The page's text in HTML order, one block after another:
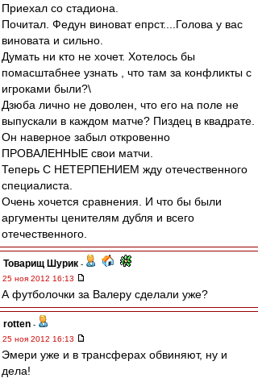
Приехал со стадиона.
Почитал. Федун виноват епрст....Голова у вас
виновата и сильно.
Думать ни кто не хочет. Хотелось бы
помасштабнее узнать , что там за конфликты с
игроками были?\
Дзюба лично не доволен, что его на поле не
выпускали в каждом матче? Пиздец в квадрате.
Он наверное забыл откровенно
ПРОВАЛЕННЫЕ свои матчи.
Теперь С НЕТЕРПЕНИЕМ жду отечественного
специалиста.
Очень хочется сравнения. И что бы были
аргументы ценителям дубля и всего
отечественного.
Товарищ Шурик -
25 ноя 2012 16:13
А футболочки за Валеру сделали уже?
rotten -
25 ноя 2012 16:13
Эмери уже и в трансферах обвиняют, ну и
дела!